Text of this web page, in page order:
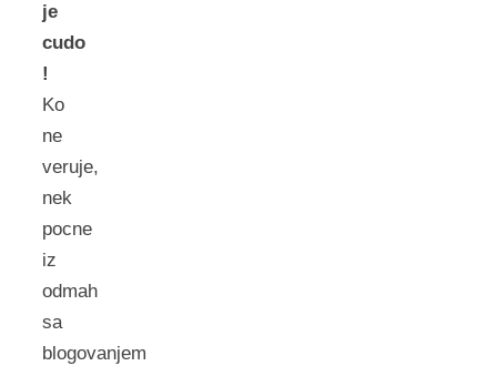
je
cudo
!
Ko
ne
veruje,
nek
pocne
iz
odmah
sa
blogovanjem